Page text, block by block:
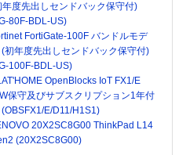
年度先出しセンドバック保守付)
80F-BDL-US)
FortiGate-100F バンドルモデ
(初年度先出しセンドバック保守付)
100F-BDL-US)
OpenBlocks IoT FX1/E
保守及びサブスクリプション1年付
(OBSFX1/E/D11/H1S1)
20X2SC8G00 ThinkPad L14
(20X2SC8G00)